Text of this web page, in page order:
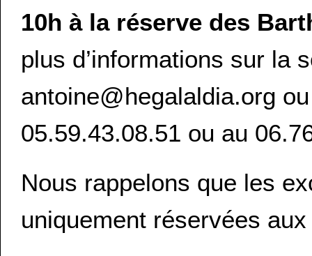
10h à la réserve des
plus d’informations sur la
antoine@hegalaldia.org
05.59.43.08.51 ou au
Nous rappelons que les
uniquement réservées